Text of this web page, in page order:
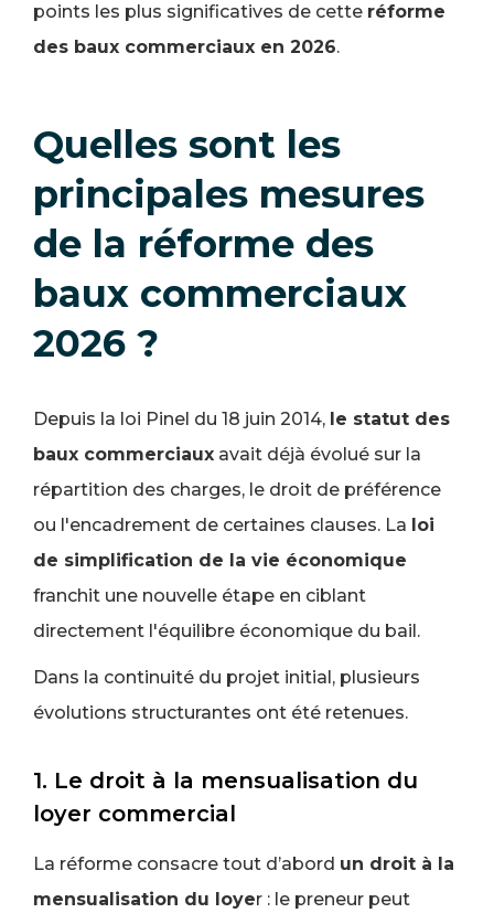
points les plus significatives de cette réforme
des baux commerciaux en 2026.
Quelles sont les
principales mesures
de la réforme des
baux commerciaux
2026 ?
Depuis la loi Pinel du 18 juin 2014, le statut des
baux commerciaux avait déjà évolué sur la
répartition des charges, le droit de préférence
ou l'encadrement de certaines clauses. La loi
de simplification de la vie économique
franchit une nouvelle étape en ciblant
directement l'équilibre économique du bail.
Dans la continuité du projet initial, plusieurs
évolutions structurantes ont été retenues.
1. Le droit à la mensualisation du
loyer commercial
La réforme consacre tout d’abord un droit à la
mensualisation du loyer : le preneur peut